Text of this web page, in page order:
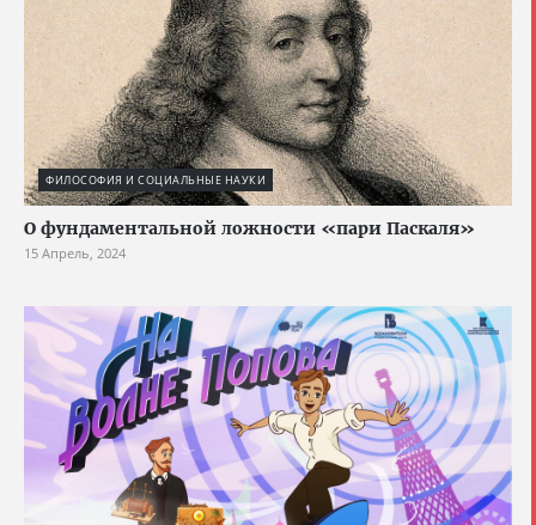
ФИЛОСОФИЯ И СОЦИАЛЬНЫЕ НАУКИ
О фундаментальной ложности «пари Паскаля»
15 Апрель, 2024